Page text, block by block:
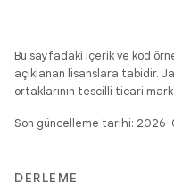
Bu sayfadaki içerik ve kod
açıklanan lisanslara tabidir.
ortaklarının tescilli ticari
Son güncelleme tarihi:
DERLEME